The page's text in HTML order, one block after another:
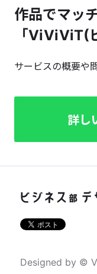
作品でマッ
「ViViViT(
サービスの概要や
詳し
Designed by ©